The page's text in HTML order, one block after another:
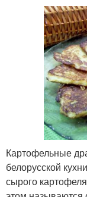
Картофельные
белорусской
сырого